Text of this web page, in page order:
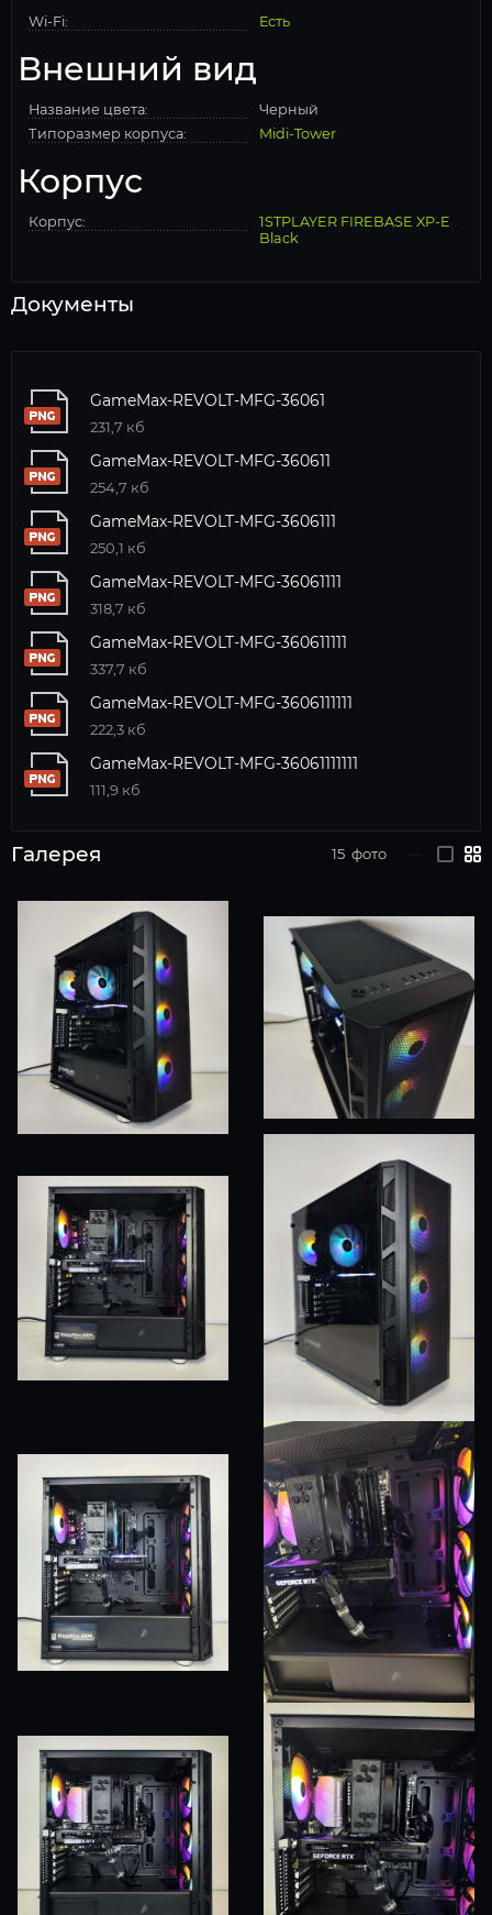
Wi-Fi: Есть
Внешний вид
Название цвета:
Черный
Типоразмер корпуса:
Midi-Tower
Корпус
Корпус:
1STPLAYER FIREBASE XP-E
Black
Документы
GameMax-REVOLT-MFG-36061
231,7 кб
GameMax-REVOLT-MFG-360611
254,7 кб
GameMax-REVOLT-MFG-3606111
250,1 кб
GameMax-REVOLT-MFG-36061111
318,7 кб
GameMax-REVOLT-MFG-360611111
337,7 кб
GameMax-REVOLT-MFG-3606111111
222,3 кб
GameMax-REVOLT-MFG-36061111111
111,9 кб
Галерея 15 фото